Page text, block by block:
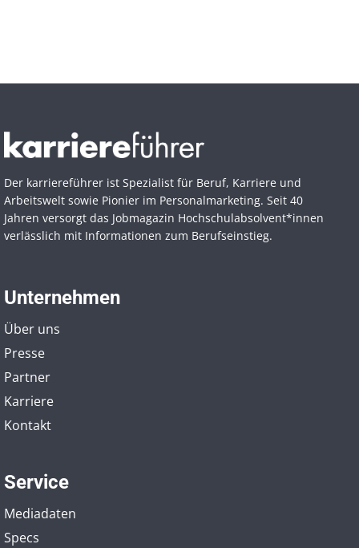
Der karriereführer ist Spezialist für Beruf, Karriere und
Arbeitswelt sowie Pionier im Personal­marketing. Seit 40
Jahren versorgt das Jobmagazin Hochschul­absolvent*innen
verlässlich mit Informationen zum Berufseinstieg.
Unternehmen
Über uns
Presse
Partner
Karriere
Kontakt
Service
Mediadaten
Specs